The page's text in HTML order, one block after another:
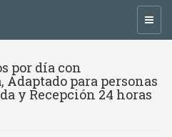
por día con
para personas
y Recepción 24 horas